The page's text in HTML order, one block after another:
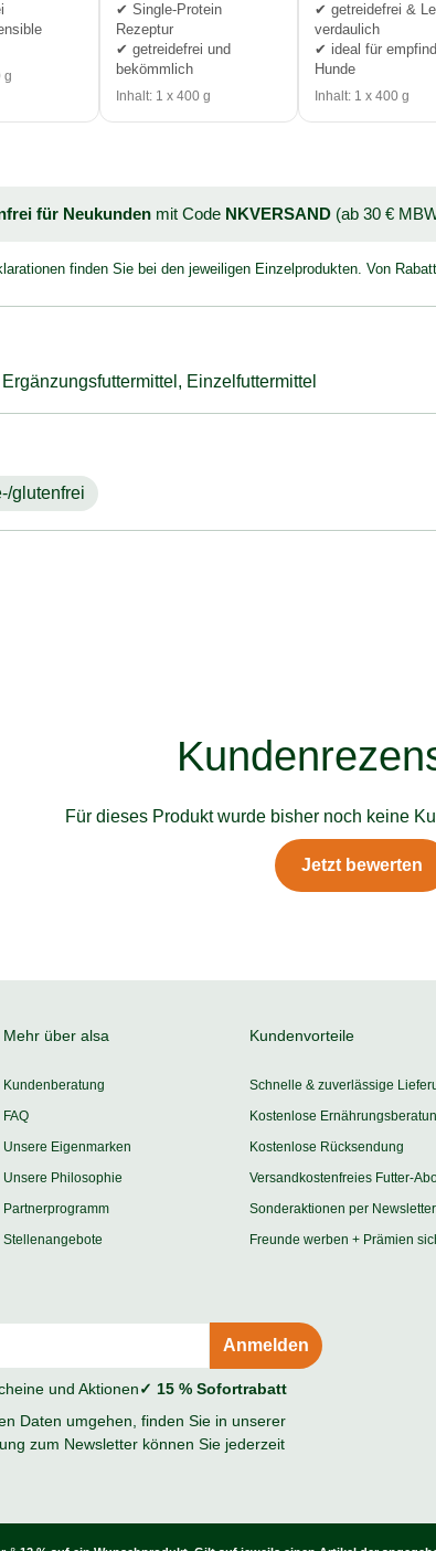
g
✔ Single-Protein
Rezeptur
✔ getreidefrei und
bekömmlich
Inhalt: 1 x 400 g
✔ getreidefrei &
verdaulich
✔ ideal für
Hunde
Inhalt: 1 x 400 g
für Neukunden mit Code NKVERSAND (ab 30 €
finden Sie bei den jeweiligen Einzelprodukten. Von
Einzelfuttermittel
glutenfrei
Für dieses Produkt wurde bisher noch keine
Jetzt bewerten
Mehr über alsa
Kundenberatung
FAQ
Unsere Eigenmarken
Unsere Philosophie
Partnerprogramm
Stellenangebote
Kundenvorteile
Schnelle & zuverlässige
Kostenlose
Kostenlose Rücksendung
Versandkostenfreies Futter-
Sonderaktionen per Newsletter
Freunde werben + Prämien
und Aktionen✓ 15 % Sofortrabatt
Daten umgehen, finden Sie in unserer
zum Newsletter können Sie jederzeit